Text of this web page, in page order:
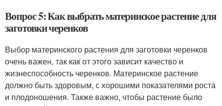
Вопрос 5: Как выбрать материнское растение для
заготовки черенков
Выбор материнского растения для заготовки черенков
очень важен, так как от этого зависит качество и
жизнеспособность черенков. Материнское растение
должно быть здоровым, с хорошими показателями роста
и плодоношения. Также важно, чтобы растение было